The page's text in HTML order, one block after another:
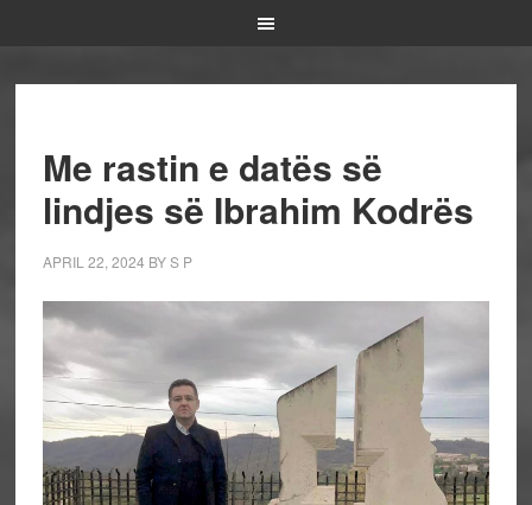
Me rastin e datës së
lindjes së Ibrahim Kodrës
APRIL 22, 2024 BYS P